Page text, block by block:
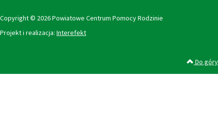
Copyright © 2026 Powiatowe Centrum Pomocy Rodzinie
Projekt i realizacja: Interefekt
Do góry